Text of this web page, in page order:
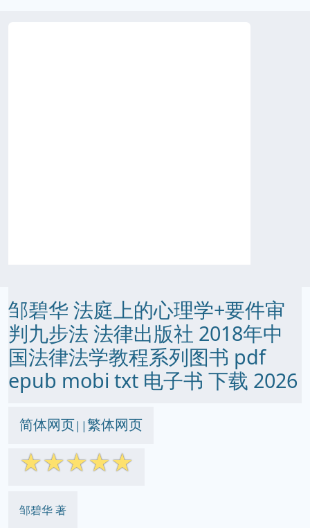
邹碧华 法庭上的心理学+要件审
判九步法 法律出版社 2018年中
国法律法学教程系列图书 pdf
epub mobi txt 电子书 下载 2026
简体网页||繁体网页
☆☆☆☆☆
邹碧华 著